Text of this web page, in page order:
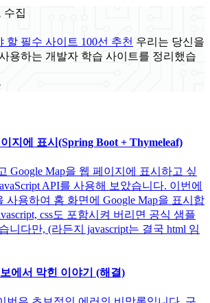
수집
할 필수 사이트 100선 추천 우리는 당신을
용하는 개발자 학습 사이트를 정리했습
지에 표시(Spring Boot + Thymeleaf)
Google Map을 웹 페이지에 표시하고 싶
API를 사용해 보았습니다. 이번에
사용하여 홈 화면에 Google Map을 표시합
css도 포함시켜 버리면 공식 샘플
니다만, (라든지 javascript는 결국 html 임
에서 막힌 이야기 (해결)